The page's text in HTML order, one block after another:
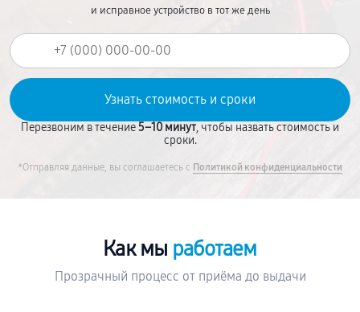
и исправное устройство в тот же день
Перезвоним в течение5–10 минут, чтобы назвать стоимость и
сроки.
*Отправляя данные, вы соглашаетесь с Политикой конфиденциальности
Как мы работаем
Прозрачный процесс от приёма до выдачи